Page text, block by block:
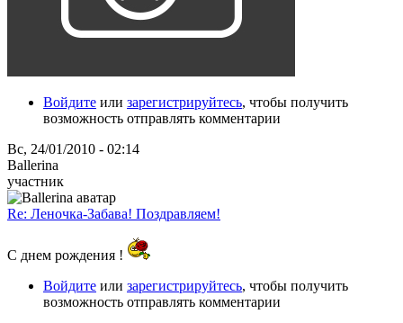
Войдите или зарегистрируйтесь, чтобы получить
возможность отправлять комментарии
Вс, 24/01/2010 - 02:14
Ballerina
участник
Re: Леночка-Забава! Поздравляем!
С днем рождения !
Войдите или зарегистрируйтесь, чтобы получить
возможность отправлять комментарии